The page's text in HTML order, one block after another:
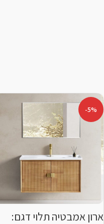
-5%
ארון אמבטיה תלוי דגם: